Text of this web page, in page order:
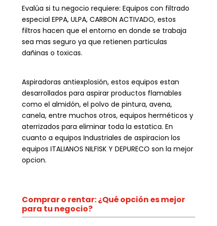
Evalúa si tu negocio requiere: Equipos con filtrado
especial EPPA, ULPA, CARBON ACTIVADO, estos
filtros hacen que el entorno en donde se trabaja
sea mas seguro ya que retienen particulas
dañinas o toxicas.
Aspiradoras antiexplosión, estos equipos estan
desarrollados para aspirar productos flamables
como el almidón, el polvo de pintura, avena,
canela, entre muchos otros, equipos herméticos y
aterrizados para eliminar toda la estatica. En
cuanto a equipos Industriales de aspiracion los
equipos ITALIANOS NILFISK Y DEPURECO son la mejor
opcion.
Comprar o rentar: ¿Qué opción es mejor
para tu negocio?